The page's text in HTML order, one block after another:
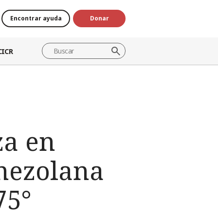
Encontrar ayuda Donar
en